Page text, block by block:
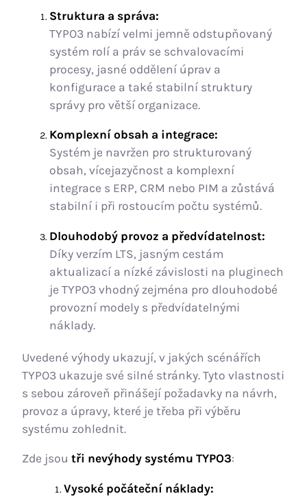
Struktura a správa:
TYPO3 nabízí velmi jemně odstupňovaný
systém rolí a práv se schvalovacími
procesy, jasné oddělení úprav a
konfigurace a také stabilní struktury
správy pro větší organizace.
Komplexní obsah a integrace:
Systém je navržen pro strukturovaný
obsah, vícejazyčnost a komplexní
integrace s ERP, CRM nebo PIM a zůstává
stabilní i při rostoucím počtu systémů.
Dlouhodobý provoz a předvídatelnost:
Díky verzím LTS, jasným cestám
aktualizací a nízké závislosti na pluginech
je TYPO3 vhodný zejména pro dlouhodobé
provozní modely s předvídatelnými
náklady.
Uvedené výhody ukazují, v jakých scénářích
TYPO3 ukazuje své silné stránky. Tyto vlastnosti
s sebou zároveň přinášejí požadavky na návrh,
provoz a úpravy, které je třeba při výběru
systému zohlednit.
Zde jsoutři nevýhody systému TYPO3:
Vysoké počáteční náklady: